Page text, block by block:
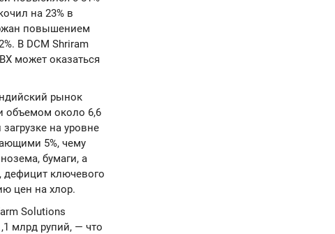
на 23% в
повышением
В DCM Shriram
может оказаться
рынок
объемом около 6,6
на уровне
5%, чему
бумаги, а
ключевого
цен на хлор.
Solutions
млрд рупий, — что